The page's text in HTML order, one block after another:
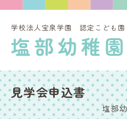
学校法人宝泉学園 認定こども園
塩部幼稚園
見学会申込書
塩部